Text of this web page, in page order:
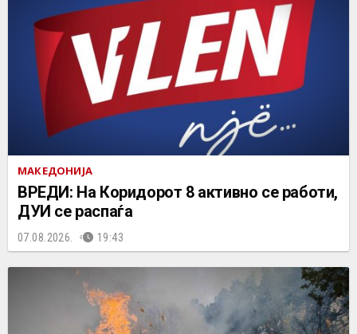
МАКЕДОНИЈА
ВРЕДИ: На Коридорот 8 активно се работи,
ДУИ се распаѓа
07.08.2026. 19:43